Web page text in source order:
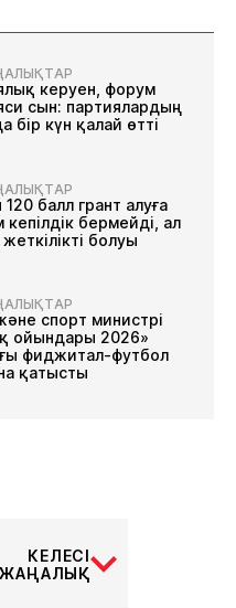
керуен, форум
сын: партиялардың
бір күн қалай өтті
120 балл грант алуға
бермейді, ал
болуы
спорт министрі
ойындары 2026»
фиджитал-футбол
қатысты
КЕЛЕСІ
ЖАҢАЛЫҚ